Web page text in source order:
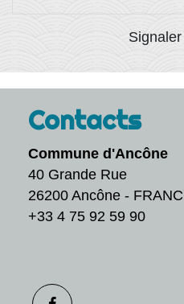
Contacts
Commune d'Ancône
40 Grande Rue
26200 Ancône -
+33 4 75 92 59 90